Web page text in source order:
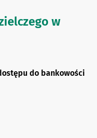
w
do bankowości